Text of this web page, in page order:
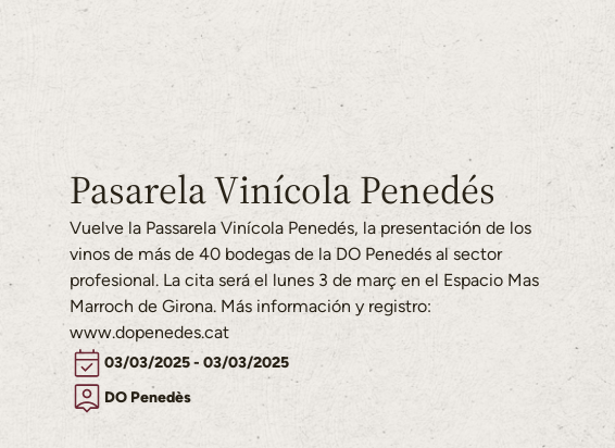
Pasarela Vinícola Penedés
Vuelve la Passarela Vinícola Penedés, la presentación de los
vinos de más de 40 bodegas de la DO Penedés al sector
profesional. La cita será el lunes 3 de març en el Espacio Mas
Marroch de Girona. Más información y registro:
www.dopenedes.cat
03/03/2025 - 03/03/2025
DO Penedès